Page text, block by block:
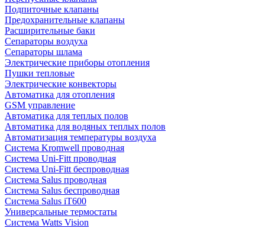
Подпиточные клапаны
Предохранительные клапаны
Расширительные баки
Сепараторы воздуха
Сепараторы шлама
Электрические приборы отопления
Пушки тепловые
Электрические конвекторы
Автоматика для отопления
GSM управление
Автоматика для теплых полов
Автоматика для водяных теплых полов
Автоматизация температуры воздуха
Система Kromwell проводная
Система Uni-Fitt проводная
Система Uni-Fitt беспроводная
Система Salus проводная
Система Salus беспроводная
Система Salus iT600
Универсальные термостаты
Система Watts Vision